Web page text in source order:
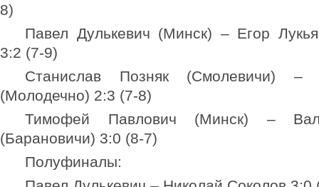
8)
Павел Дулькевич (Минск) – Егор
3:2 (7-9)
Станислав Позняк (Смолевичи) –
(Молодечно) 2:3 (7-8)
Тимофей Павлович (Минск) –
(Барановичи) 3:0 (8-7)
Полуфиналы: